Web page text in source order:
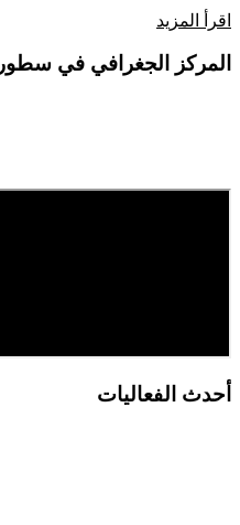
اقرأ المزيد
المركز الجغرافي في سطور
أحدث الفعاليات